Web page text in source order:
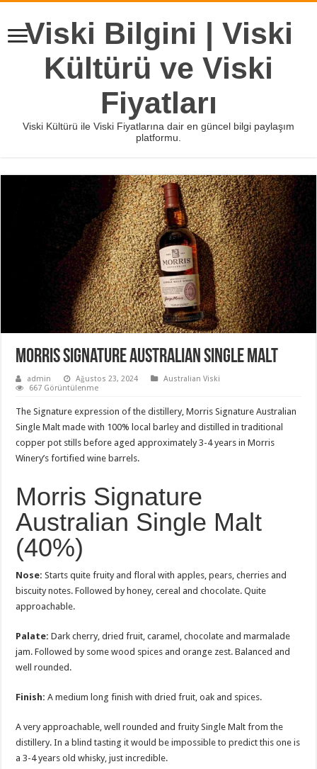
Viski Bilgini | Viski
Kültürü ve Viski
Fiyatları
Viski Kültürü ile Viski Fiyatlarına dair en güncel bilgi paylaşım
platformu.
Morris Signature Australian Single Malt
admin Ağustos 23, 2024
Australian Viski
667 Görüntülenme
The Signature expression of the distillery, Morris Signature Australian
Single Malt made with 100% local barley and distilled in traditional
copper pot stills before aged approximately 3-4 years in Morris
Winery’s fortified wine barrels.
Morris Signature
Australian Single Malt
(40%)
Nose: Starts quite fruity and floral with apples, pears, cherries and
biscuity notes. Followed by honey, cereal and chocolate. Quite
approachable.
Palate:Dark cherry, dried fruit, caramel, chocolate and marmalade
jam. Followed by some wood spices and orange zest. Balanced and
well rounded.
Finish: A medium long finish with dried fruit, oak and spices.
A very approachable, well rounded and fruity Single Malt from the
distillery. In a blind tasting it would be impossible to predict this one is
a 3-4 years old whisky, just incredible.